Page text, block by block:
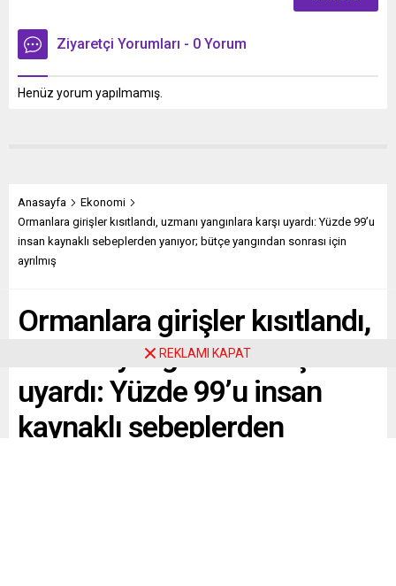
Ziyaretçi Yorumları - 0 Yorum
Henüz yorum yapılmamış.
Anasayfa
Ekonomi
Ormanlara girişler kısıtlandı, uzmanı yangınlara karşı uyardı: Yüzde 99’u
insan kaynaklı sebeplerden yanıyor; bütçe yangından sonrası için
ayrılmış
Ormanlara girişler kısıtlandı,
uzmanı yangınlara karşı
uyardı: Yüzde 99’u insan
kaynaklı sebeplerden
REKLAMI KAPAT